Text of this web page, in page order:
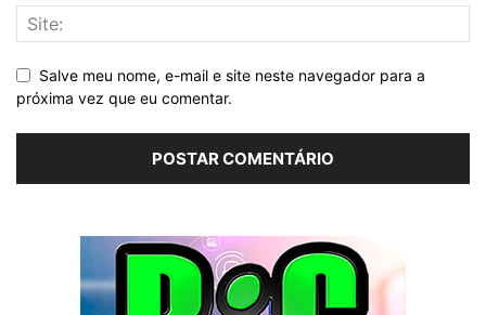
Salve meu nome, e-mail e site neste navegador para a
próxima vez que eu comentar.